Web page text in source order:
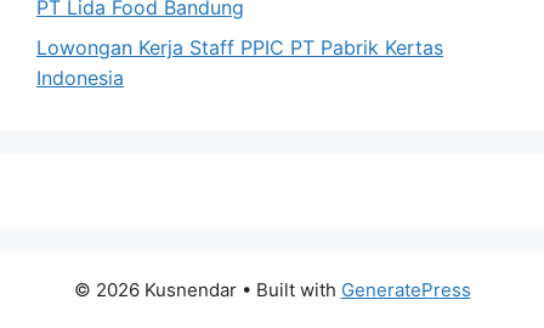
PT Lida Food Bandung
Lowongan Kerja Staff PPIC PT Pabrik Kertas
Indonesia
© 2026 Kusnendar• Built with GeneratePress